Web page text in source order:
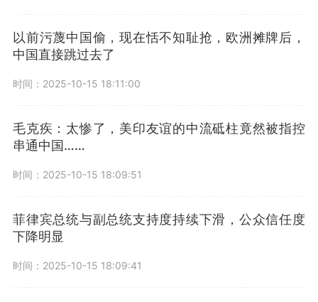
以前污蔑中国偷，现在恬不知耻抢，欧洲摊牌后，
中国直接跳过去了
时间：2025-10-15 18:11:00
毛克疾：太惨了，美印友谊的中流砥柱竟然被指控
串通中国……
时间：2025-10-15 18:09:51
菲律宾总统与副总统支持度持续下滑，公众信任度
下降明显
时间：2025-10-15 18:09:41